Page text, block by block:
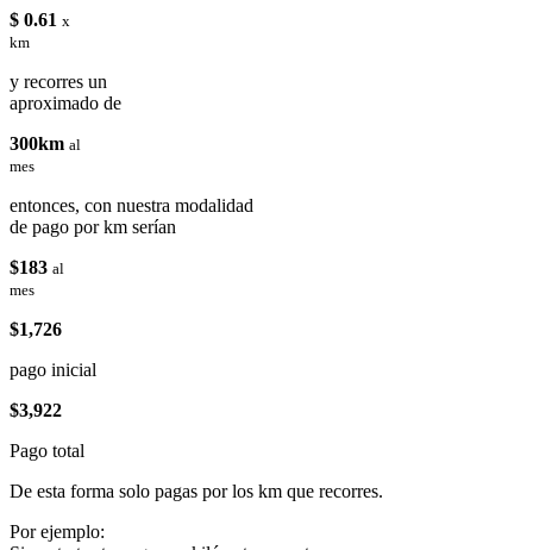
$ 0.61 x
km
y recorres un
aproximado de
300km al
mes
entonces, con nuestra modalidad
de pago por km serían
$183 al
mes
$1,726
pago inicial
$3,922
Pago total
De esta forma solo pagas por los km que recorres.
Por ejemplo: